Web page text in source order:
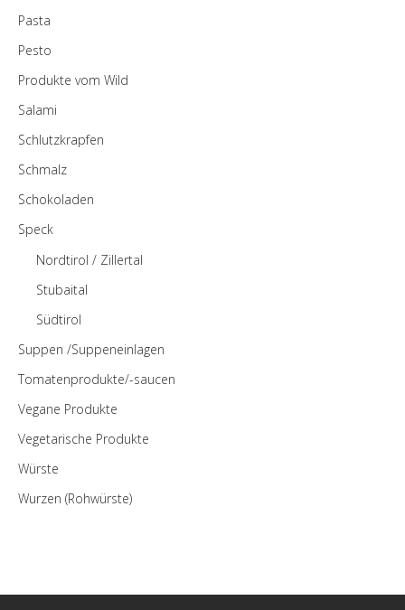
Pasta
Pesto
Produkte vom Wild
Salami
Schlutzkrapfen
Schmalz
Schokoladen
Speck
Nordtirol / Zillertal
Stubaital
Südtirol
Suppen /Suppeneinlagen
Tomatenprodukte/-saucen
Vegane Produkte
Vegetarische Produkte
Würste
Wurzen (Rohwürste)